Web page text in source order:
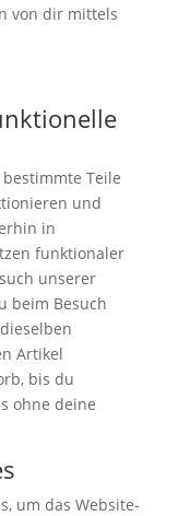
von dir mittels
Teile
und
in
funktionaler
unserer
beim Besuch
Artikel
bis du
ohne deine
um das Website-